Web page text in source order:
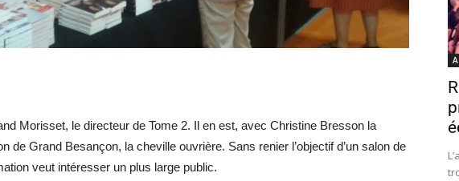
Morisset, le directeur de Tome 2. Il en est, avec Christine Bresson la
de Grand Besançon, la cheville ouvrière. Sans renier l’objectif d’un salon de
veut intéresser un plus large public.